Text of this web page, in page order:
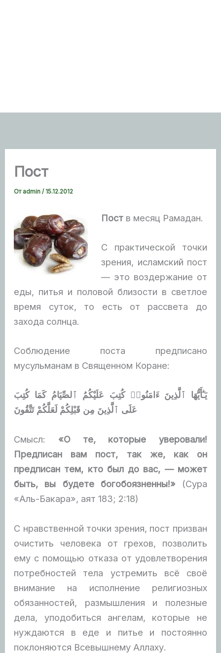
Пост
От admin/ 15.12.2012
Пост в месяц Рамадан.
С практической точки
зрения, исламский пост
— это воздержание от
еды, питья и половой близости в светлое
время суток, то есть от рассвета до
захода солнца.
Соблюдение поста предписано
мусульманам в Священном Коране:
يَـٰٓأَيُّهَا ٱلَّذِينَ ءَامَنُوا۟ كُتِبَ عَلَيْكُمُ ٱلصِّيَامُ كَمَا كُتِبَ
عَلَى ٱلَّذِينَ مِن قَبْلِكُمْ لَعَلَّكُمْ تَتَّقُونَ
Смысл: «О те, которые уверовали!
Предписан вам пост, так же, как он
предписан тем, кто был до вас, — может
быть, вы будете богобоязненны!»(Сура
«Аль-Бакара», аят 183; 2:18)
С нравственной точки зрения, пост призван
очистить человека от грехов, позволить
ему с помощью отказа от удовлетворения
потребностей тела устремить всё своё
внимание на исполнение религиозных
обязанностей, размышления и полезные
дела, уподобиться ангелам, которые не
нуждаются в еде и питье и постоянно
поклоняются Всевышнему Аллаху.